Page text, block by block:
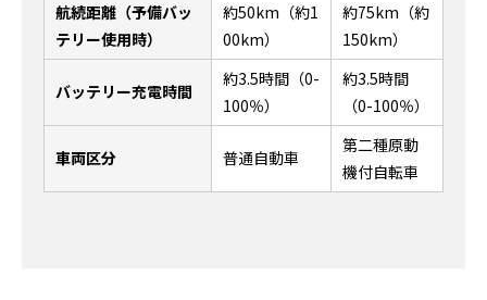
航続距離（予備バッ
テリー使用時）
約50km（約1
00km）
約75km（約
150km）
バッテリー充電時間
約3.5時間（0-
100％）
約3.5時間
（0-100％）
車両区分 普通自動車
第二種原動
機付自転車